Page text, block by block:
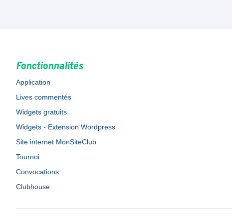
Fonctionnalités
Application
Lives commentés
Widgets gratuits
Widgets - Extension Wordpress
Site internet MonSiteClub
Tournoi
Convocations
Clubhouse